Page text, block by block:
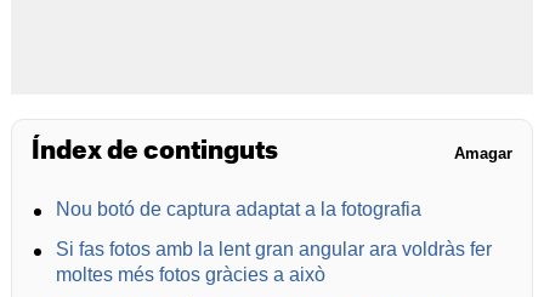
Índex de continguts Amagar
Nou botó de captura adaptat a la fotografia
Si fas fotos amb la lent gran angular ara voldràs fer
moltes més fotos gràcies a això